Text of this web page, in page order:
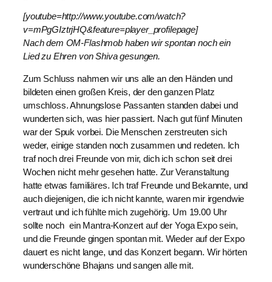
[youtube=http://www.youtube.com/watch?
v=mPgGIztrjHQ&feature=player_profilepage]
Nach dem OM-Flashmob haben wir spontan noch ein
Lied zu Ehren von Shiva gesungen.
Zum Schluss nahmen wir uns alle an den Händen und
bildeten einen großen Kreis, der den ganzen Platz
umschloss. Ahnungslose Passanten standen dabei und
wunderten sich, was hier passiert. Nach gut fünf Minuten
war der Spuk vorbei. Die Menschen zerstreuten sich
weder, einige standen noch zusammen und redeten. Ich
traf noch drei Freunde von mir, dich ich schon seit drei
Wochen nicht mehr gesehen hatte. Zur Veranstaltung
hatte etwas familiäres. Ich traf Freunde und Bekannte, und
auch diejenigen, die ich nicht kannte, waren mir irgendwie
vertraut und ich fühlte mich zugehörig. Um 19.00 Uhr
sollte noch ein Mantra-Konzert auf der Yoga Expo sein,
und die Freunde gingen spontan mit. Wieder auf der Expo
dauert es nicht lange, und das Konzert begann. Wir hörten
wunderschöne Bhajans und sangen alle mit.